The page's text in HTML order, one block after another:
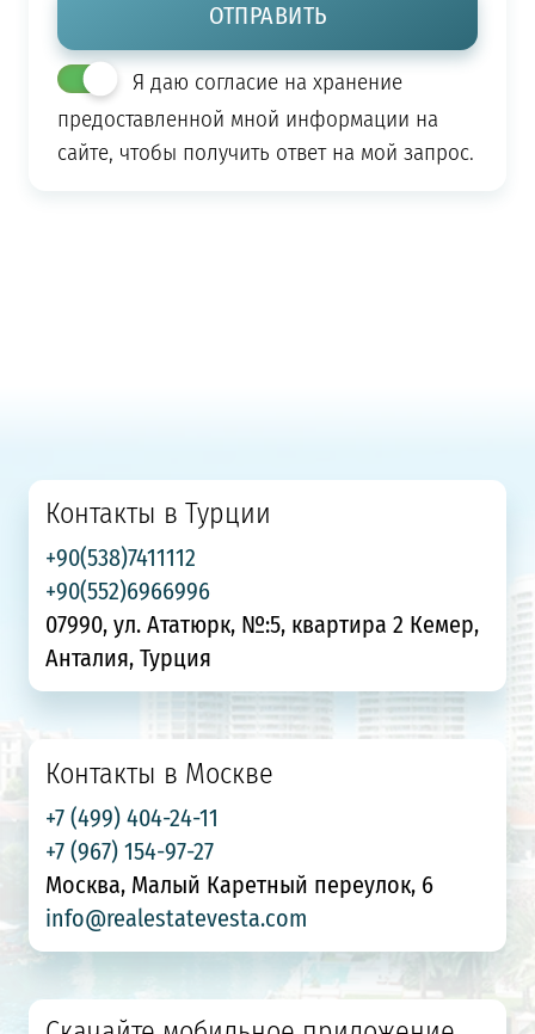
Я даю согласие на хранение
предоставленной мной информации на
сайте, чтобы получить ответ на мой запрос.
Контакты в Турции
+90(538)7411112
+90(552)6966996
07990, ул. Ататюрк, №:5, квартира 2 Кемер,
Анталия, Турция
Контакты в Москве
+7 (499) 404-24-11
+7 (967) 154-97-27
Москва, Малый Каретный переулок, 6
info@realestatevesta.com